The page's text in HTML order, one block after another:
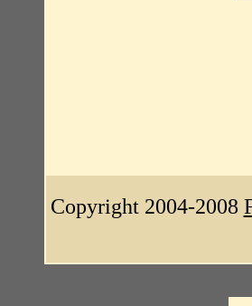
Copyright 2004-2008